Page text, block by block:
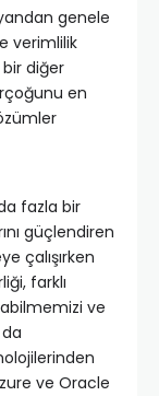
genele
verimlilik
bir diğer
en
fazla bir
güçlendiren
çalışırken
farklı
ve
ve Oracle